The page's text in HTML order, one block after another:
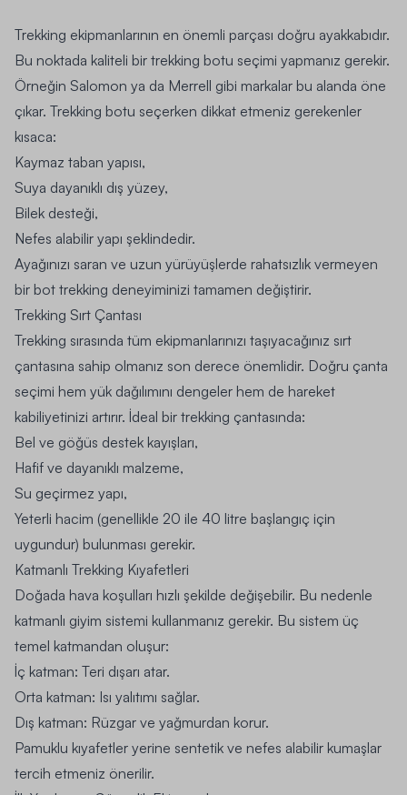
Trekking ekipmanlarının en önemli parçası doğru ayakkabıdır.
Bu noktada kaliteli bir trekking botu seçimi yapmanız gerekir.
Örneğin Salomon ya da Merrell gibi markalar bu alanda öne
çıkar. Trekking botu seçerken dikkat etmeniz gerekenler
kısaca:
Kaymaz taban yapısı,
Suya dayanıklı dış yüzey,
Bilek desteği,
Nefes alabilir yapı şeklindedir.
Ayağınızı saran ve uzun yürüyüşlerde rahatsızlık vermeyen
bir bot trekking deneyiminizi tamamen değiştirir.
Trekking Sırt Çantası
Trekking sırasında tüm ekipmanlarınızı taşıyacağınız sırt
çantasına sahip olmanız son derece önemlidir. Doğru çanta
seçimi hem yük dağılımını dengeler hem de hareket
kabiliyetinizi artırır. İdeal bir trekking çantasında:
Bel ve göğüs destek kayışları,
Hafif ve dayanıklı malzeme,
Su geçirmez yapı,
Yeterli hacim (genellikle 20 ile 40 litre başlangıç için
uygundur) bulunması gerekir.
Katmanlı Trekking Kıyafetleri
Doğada hava koşulları hızlı şekilde değişebilir. Bu nedenle
katmanlı giyim sistemi kullanmanız gerekir. Bu sistem üç
temel katmandan oluşur:
İç katman: Teri dışarı atar.
Orta katman: Isı yalıtımı sağlar.
Dış katman: Rüzgar ve yağmurdan korur.
Pamuklu kıyafetler yerine sentetik ve nefes alabilir kumaşlar
tercih etmeniz önerilir.